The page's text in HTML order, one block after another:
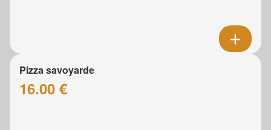
Pizza savoyarde
16.00 €